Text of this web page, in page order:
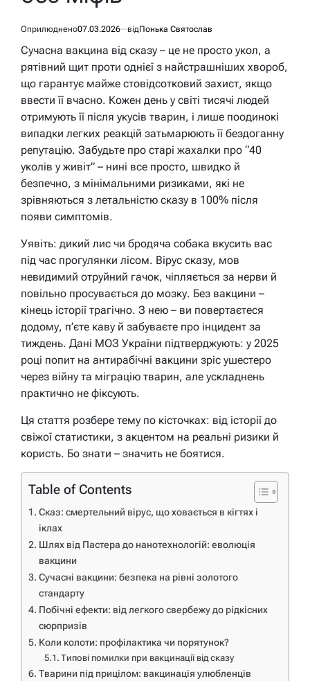
Оприлюднено07.03.2026 відПонька Святослав
Сучасна вакцина від сказу – це не просто укол, а
рятівний щит проти однієї з найстрашніших хвороб,
що гарантує майже стовідсотковий захист, якщо
ввести її вчасно. Кожен день у світі тисячі людей
отримують її після укусів тварин, і лише поодинокі
випадки легких реакцій затьмарюють її бездоганну
репутацію. Забудьте про старі жахалки про “40
уколів у живіт” – нині все просто, швидко й
безпечно, з мінімальними ризиками, які не
зрівняються з летальністю сказу в 100% після
появи симптомів.
Уявіть: дикий лис чи бродяча собака вкусить вас
під час прогулянки лісом. Вірус сказу, мов
невидимий отруйний гачок, чіпляється за нерви й
повільно просувається до мозку. Без вакцини –
кінець історії трагічно. З нею – ви повертаєтеся
додому, п’єте каву й забуваєте про інцидент за
тиждень. Дані МОЗ України підтверджують: у 2025
році попит на антирабічні вакцини зріс ушестеро
через війну та міграцію тварин, але ускладнень
практично не фіксують.
Ця стаття розбере тему по кісточках: від історії до
свіжої статистики, з акцентом на реальні ризики й
користь. Бо знати – значить не боятися.
Table of Contents
Сказ: смертельний вірус, що ховається в кігтях і
іклах
Шлях від Пастера до нанотехнологій: еволюція
вакцини
Сучасні вакцини: безпека на рівні золотого
стандарту
Побічні ефекти: від легкого свербежу до рідкісних
сюрпризів
Коли колоти: профілактика чи порятунок?
Типові помилки при вакцинації від сказу
Тварини під прицілом: вакцинація улюбленців